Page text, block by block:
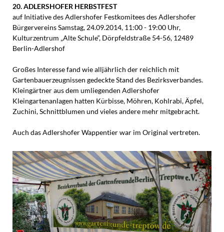
20. ADLERSHOFER HERBSTFEST
auf Initiative des Adlershofer Festkomitees des Adlershofer
Bürgervereins Samstag, 24.09.2014, 11:00 - 19:00 Uhr,
Kulturzentrum „Alte Schule“, Dörpfeldstraße 54-56, 12489
Berlin-Adlershof
Großes Interesse fand wie alljährlich der reichlich mit
Gartenbauerzeugnissen gedeckte Stand des Bezirksverbandes.
Kleingärtner aus dem umliegenden Adlershofer
Kleingartenanlagen hatten Kürbisse, Möhren, Kohlrabi, Äpfel,
Zuchini, Schnittblumen und vieles andere mehr mitgebracht.
Auch das Adlershofer Wappentier war im Original vertreten.